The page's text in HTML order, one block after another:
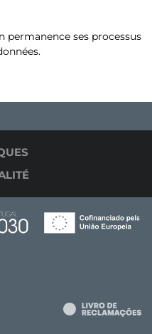
permanence ses processus